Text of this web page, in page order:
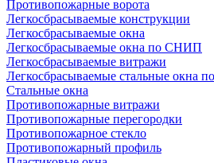
Противопожарные ворота
Легкосбрасываемые конструкции
Легкосбрасываемые окна
Легкосбрасываемые окна по СНИП
Легкосбрасываемые витражи
Легкосбрасываемые стальные окна
Стальные окна
Противопожарные витражи
Противопожарные перегородки
Противопожарное стекло
Противопожарный профиль